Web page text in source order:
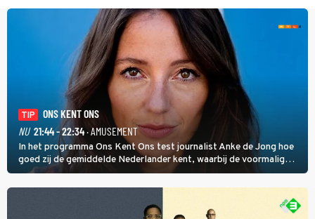
TIP
ONS KENT ONS
NU 21:44 - 22:34· AMUSEMENT
In het programma Ons Kent Ons test journalist Anke de Jong hoe
goed zij de gemiddelde Nederlander kent, waarbij de voormalig
hoofdredacteur van modebladen Glamour en Elle het samen met
rapper Keizer opneemt tegen Edson da Graça en Marc-Marie